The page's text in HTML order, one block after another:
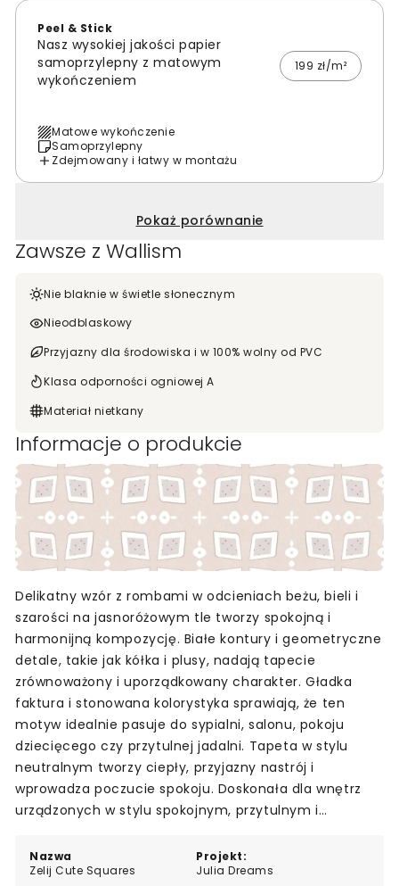
Peel & Stick
Nasz wysokiej jakości papier
samoprzylepny z matowym
wykończeniem
199 zł/m²
Matowe wykończenie
Samoprzylepny
Zdejmowany i łatwy w montażu
Pokaż porównanie
Zawsze z Wallism
Nie blaknie w świetle słonecznym
Nieodblaskowy
Przyjazny dla środowiska i w 100% wolny od PVC
Klasa odporności ogniowej A
Materiał nietkany
Informacje o produkcie
Nazwa
Zelij Cute Squares
Projekt:
Julia Dreams
Delikatny wzór z rombami w odcieniach beżu, bieli i
szarości na jasnoróżowym tle tworzy spokojną i
harmonijną kompozycję. Białe kontury i geometryczne
detale, takie jak kółka i plusy, nadają tapecie
zrównoważony i uporządkowany charakter. Gładka
faktura i stonowana kolorystyka sprawiają, że ten
motyw idealnie pasuje do sypialni, salonu, pokoju
dziecięcego czy przytulnej jadalni. Tapeta w stylu
neutralnym tworzy ciepły, przyjazny nastrój i
wprowadza poczucie spokoju. Doskonała dla wnętrz
urządzonych w stylu spokojnym, przytulnym i